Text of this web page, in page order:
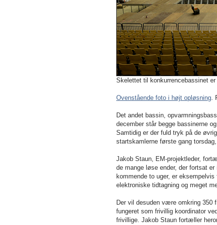
Skelettet til konkurrencebassinet
Ovenstående foto i højt opløsning.
Det andet bassin,
december står begge bassinerne
Samtidig er der fuld tryk på de
startskamlerne første gang
Jakob Staun, EM-projektleder,
de mange løse ender, der fortsat
kommende to uger, er
elektroniske tidtagning og meget
Der vil desuden være omkring 350
fungeret som frivillig koordinator
frivillige. Jakob Staun fortæller